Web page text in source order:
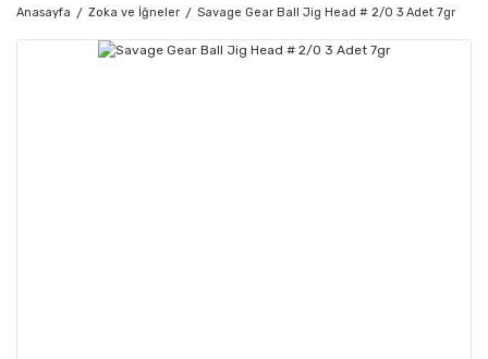
Anasayfa Zoka ve İğneler Savage Gear Ball Jig Head # 2/0 3 Adet 7gr